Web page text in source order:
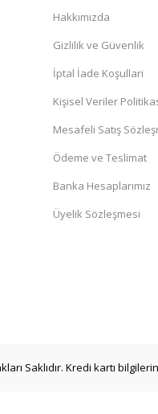
Hakkımızda
Gizlilik ve Güvenlik
İptal İade Koşullari
Kişisel Veriler
Mesafeli Satış
Ödeme ve Teslimat
Banka Hesaplarımız
Üyelik Sözleşmesi
Saklıdır. Kredi kartı